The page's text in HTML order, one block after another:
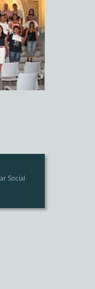
Social